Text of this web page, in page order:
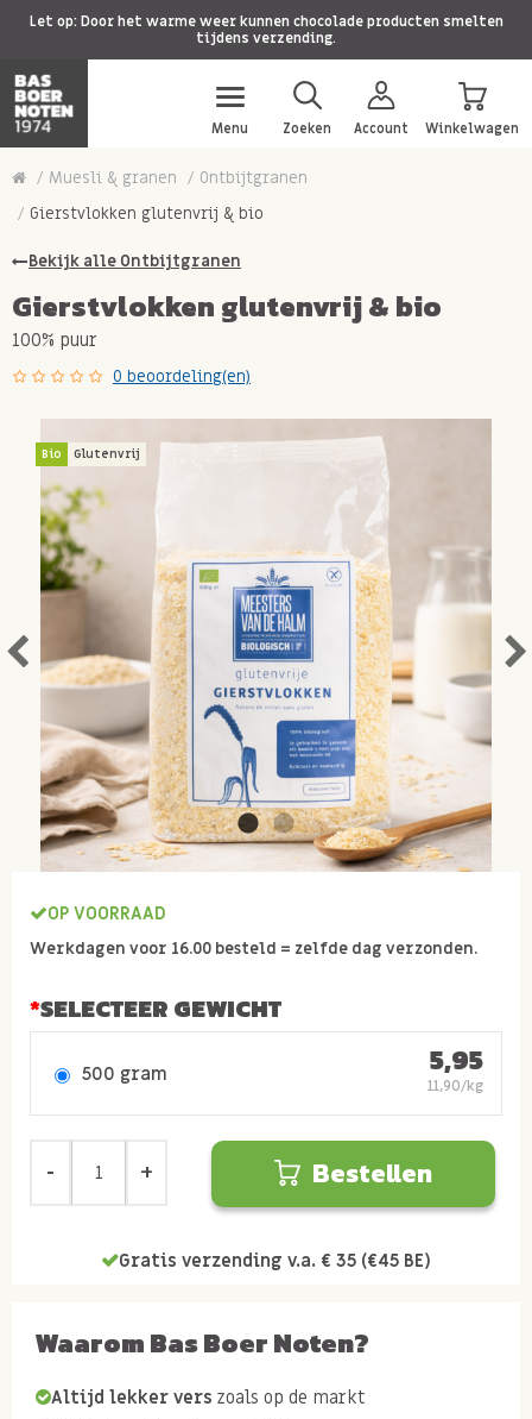
Let op: Door het warme weer kunnen chocolade producten smelten
tijdens verzending.
Menu Zoeken Account Winkelwagen
Muesli & granen
Ontbijtgranen
Gierstvlokken glutenvrij & bio
Bekijk alle Ontbijtgranen
Gierstvlokken glutenvrij & bio
100% puur
0 beoordeling(en)
Bio Glutenvrij
OP VOORRAAD
Werkdagen voor 16.00 besteld = zelfde dag verzonden.
SELECTEER GEWICHT
500 gram 5,95
11,90/kg
Bestellen
Gratis verzending v.a. € 35 (€45 BE)
Waarom Bas Boer Noten?
Altijd lekker vers zoals op de markt